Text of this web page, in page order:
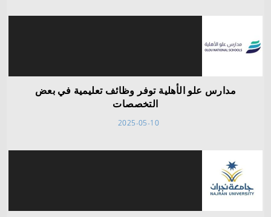
مدارس علو الأهلية توفر وظائف تعليمية في بعض
التخصصات
2025-05-10